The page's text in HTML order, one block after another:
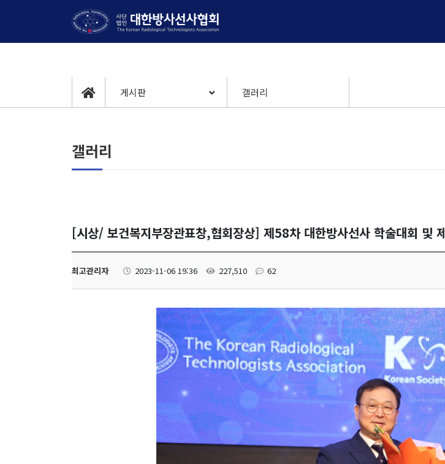
게시판 갤러리
갤러리
[시상/ 보건복지부장관표창,협회장상] 제58차 대한방사선사 학술대회 및
최고관리자 2023-11-06 19:36 227,510 62